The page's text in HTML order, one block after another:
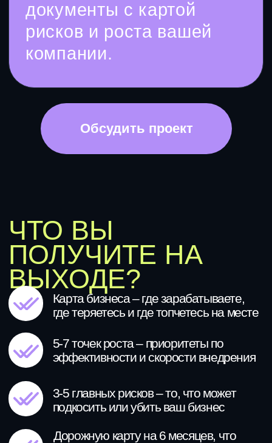
МЕТОД РОДИНА
ИП Родин Сергей Сергеевич / ОГРНИП
316784700266917
2026 © Все права защищены
+7 (996) 217 33 55
оф. 109
ООО «Метод РОДИНА» использует файлы Cookie, с целью
персонализации сервисов и повышения удобства пользования веб-
сайтом. Куки представляют собой небольшие файлы, содержащую
информацию о предыстории посещения веб-сайта. Если вы не хотите
КАТАЛОГ
Кит «Старт»
Курс «АнтиХаос»
Продвижение
ПОЛЕЗНОЕ
Кейсы и отзывы
Договора
Согласие